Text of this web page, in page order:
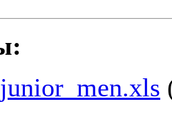
junior_men.xls